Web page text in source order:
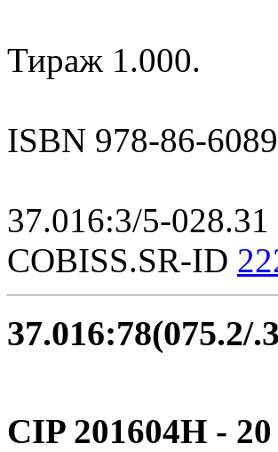
Тираж 1.000.
ISBN 978-86-
37.016:3/5-028.31
COBISS.SR-ID
CIP 201604Н - 20